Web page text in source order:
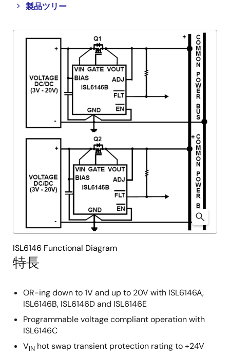
製品ツリー
Close
tree
Open
tree
特長
OR-ing down to 1V and up to 20V with ISL6146A,
ISL6146B, ISL6146D and ISL6146E
Programmable voltage compliant operation with
ISL6146C
VIN hot swap transient protection rating to +24V
ISL6146 Functional Diagram